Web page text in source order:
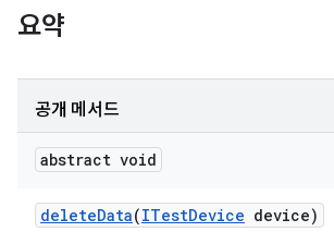
요약
공개 메서드
abstract void
deleteData(ITestDevice device)